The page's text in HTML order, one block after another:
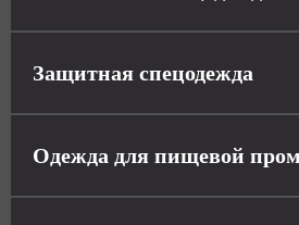
Защитная спецодежда
Одежда для пищевой